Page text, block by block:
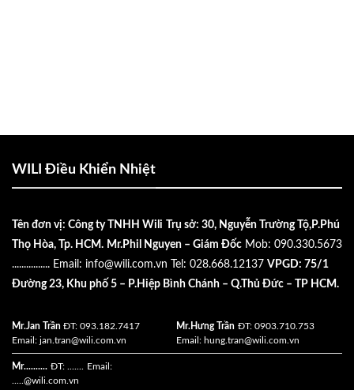
WILI Điều Khiển Nhiệt
Tên đơn vị: Công ty TNHH Wili
Trụ sở: 30, Nguyễn Trường Tộ,P.Phú
Thọ Hòa, Tp. HCM. Mr.Phil Nguyen – Giám Đốc Mob: 090.330.5673
................ Email: info@wili.com.vn Tel: 028.668.12137 VPGD: 75/1
Đường 23, Khu phố 5 – P.Hiệp Bình Chánh – Q.Thủ Đức – TP HCM.
Mr.Jan Trần ĐT: 093.182.7417
Email: jan.tran@wili.com.vn
Mr.Hưng Trần ĐT: 0903.710.753
Email: hung.tran@wili.com.vn
Mr.......... ĐT: ....... Email:
.....@wili.com.vn